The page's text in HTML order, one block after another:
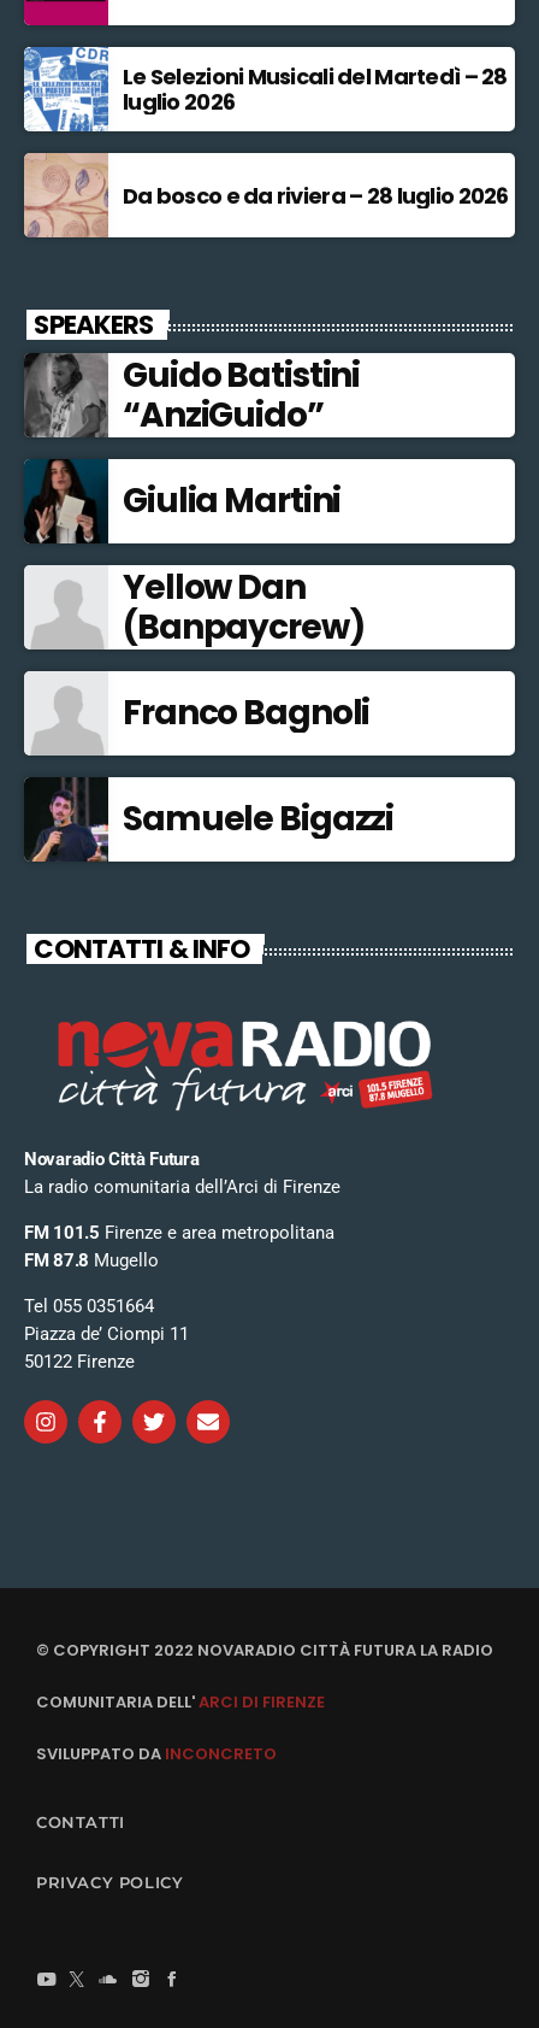
Le Selezioni Musicali del Martedì – 28
luglio 2026
Da bosco e da riviera – 28 luglio 2026
SPEAKERS
Guido Batistini
“AnziGuido”
Giulia Martini
Yellow Dan
(Banpaycrew)
Franco Bagnoli
Samuele Bigazzi
CONTATTI & INFO
Novaradio Città Futura
La radio comunitaria dell’Arci di Firenze
FM 101.5 Firenze e area metropolitana
FM 87.8 Mugello
Tel 055 0351664
Piazza de’ Ciompi 11
50122 Firenze
© COPYRIGHT 2022 NOVARADIO CITTÀ FUTURA LA RADIO
COMUNITARIA DELL'ARCI DI FIRENZE
SVILUPPATO DA INCONCRETO
CONTATTI
PRIVACY POLICY